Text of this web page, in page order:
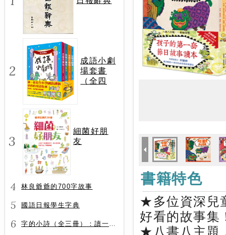
2
成語小劇
場套書
（全四
3
細菌好朋
友
4 林良爺爺的700字故事
5 國語日報學生字典
6 字的小詩（全三冊）：讀一首詩，交一個字朋友（字字小宇宙+字字看心情+字字有意思）
書籍特色
★多位資深兒
好看的故事集
★八書八主題